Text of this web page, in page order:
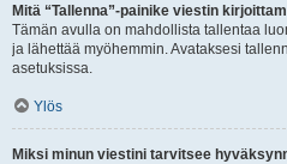
Mitä “Tallenna”-painike viestin
Tämän avulla on mahdollista tallentaa
ja lähettää myöhemmin. Avataksesi
asetuksissa.
Ylös
Miksi minun viestini tarvitsee